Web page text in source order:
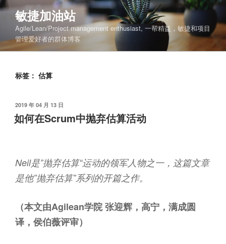
Skip
content
敏捷加油站
Agile/Lean/Project management enthusiast, 一帮精益，敏捷和项目
管理爱好者的群体博客
标签： 估算
POSTED
ON
2019 年 04 月 13 日
如何在Scrum中抛弃估算活动
Neil是”抛弃估算“运动的领军人物之一，这篇文章
是他”抛弃估算”系列的开篇之作。
（本文由Agilean学院 张迎辉，高宁，满成圆
译，侯伯薇评审）